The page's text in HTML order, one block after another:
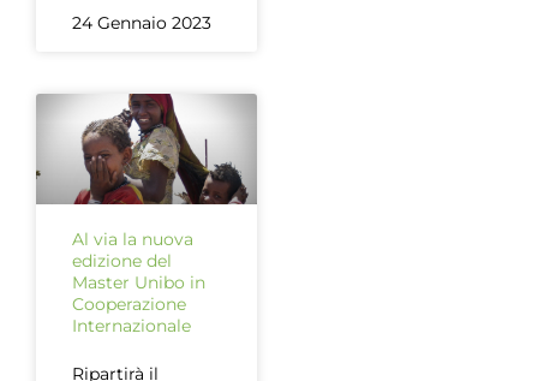
24 Gennaio 2023
Al via la nuova
edizione del
Master Unibo in
Cooperazione
Internazionale
Ripartirà il